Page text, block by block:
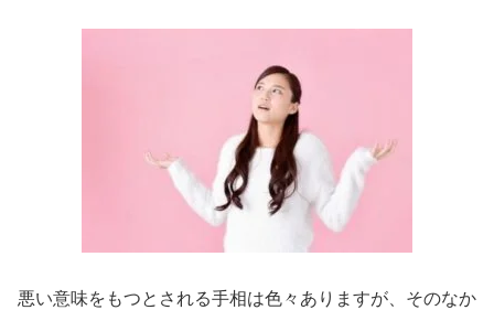
悪い意味をもつとされる手相は色々ありますが、そのなか